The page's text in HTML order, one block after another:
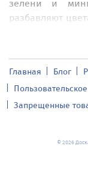
зелени и
разбавляют
энергией,
до капризных,
каждому
addnew.biz.
Купить
Addnew.biz
Главная Блог
Запрещенные
© 2026